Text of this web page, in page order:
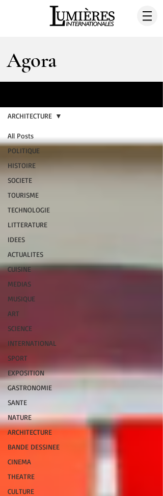
Agora
All Posts
POLITIQUE
HISTOIRE
SOCIETE
TOURISME
TECHNOLOGIE
LITTERATURE
IDEES
ACTUALITES
CUISINE
MEDIAS
MUSIQUE
ART
SCIENCE
INTERNATIONAL
SPORT
EXPOSITION
GASTRONOMIE
SANTE
NATURE
ARCHITECTURE
BANDE DESSINEE
CINEMA
THEATRE
CULTURE
ARCHITECTURE